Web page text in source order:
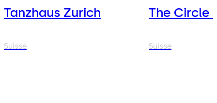
Tanzhaus Zurich
Suisse
The Circle
Suisse